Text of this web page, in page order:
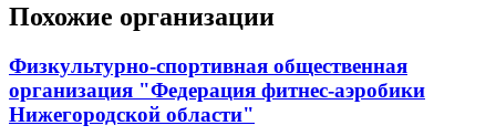
Похожие организации
Физкультурно-спортивная общественная
организация "Федерация фитнес-аэробики
Нижегородской области"